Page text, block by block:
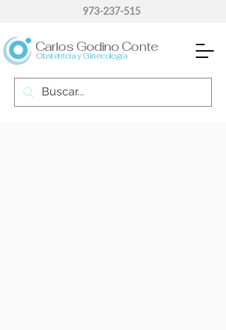
Obstetricia y Ginecología
Carlos Godino Conte
973-237-515